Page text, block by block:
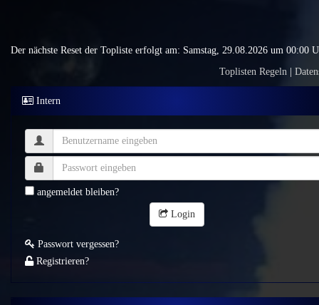
Der nächste Reset der Topliste erfolgt am: Samstag, 29.08.2026 um 00:00
Toplisten Regeln |
Intern
angemeldet bleiben?
Login
Passwort vergessen?
Registrieren?